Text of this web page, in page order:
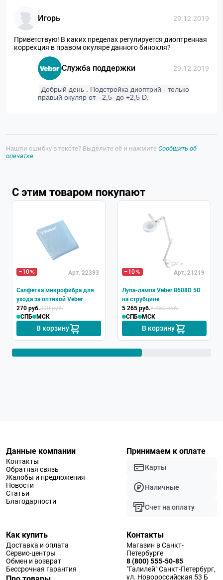
Игорь 29.12.2019
Приветствую! В каких пределах регулируется диоптренная
коррекция в правом окуляре данного бинокля?
Служба поддержки 29.12.2019
Добрый день . Подстройка диоптрий - только
правый окуляр от -2,5 до +2,5 D.
Нашли ошибку в тексте? Выделите её и нажмите Сообщить об
опечатке
С этим товаром покупают
–10 Арт. 22393
Салфетка микрофибра для
ухода за оптикой Veber
270 руб.300 руб.
СПБ
МСК
В корзину
–10 Арт. 21219
Лупа-лампа Veber 8608D 5D
на струбцине
5 265 руб.5 850 руб.
СПБ
МСК
В корзину
Данные компании
Контакты
Обратная связь
Жалобы и предложения
Новости
Статьи
Благодарности
Принимаем к оплате
Карты
Наличные
Счет на оплату
Как купить
Доставка и оплата
Сервис-центры
Обмен и возврат
Бессрочная гарантия
Контакты
Магазин в Санкт-
Петербурге
8 (800) 555-50-85
"Галилей" Санкт-Петербург,
ул. Новороссийская 53 Б